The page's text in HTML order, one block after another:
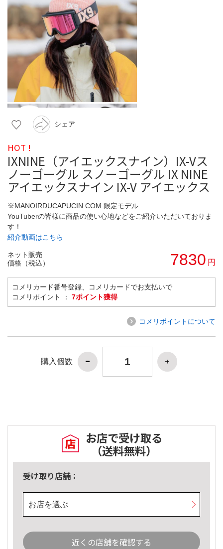
シェア
HOT !
IXNINE（アイエックスナイン）IX-Vス
ノーゴーグル スノーゴーグル IX NINE
アイエックスナイン IX-V アイエックス
※MANOIRDUCAPUCIN.COM 限定モデル
YouTuberの皆様に商品の使い心地などをご紹介いただいておりま
す！
紹介動画はこちら
ネット販売
価格（税込）
7830 円
コメリカード番号登録、コメリカードでお支払いで
コメリポイント ： 7ポイント獲得
コメリポイントについて
購入個数
お店で受け取る
（送料無料）
受け取り店舗：
お店を選ぶ
近くの店舗を確認する